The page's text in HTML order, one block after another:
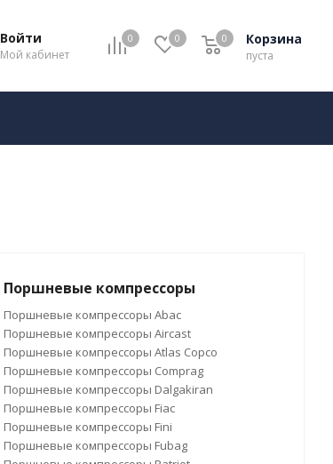
0 0 Корзина
пуста
0
Войти
Мой кабинет
Поршневые компрессоры
Поршневые компрессоры Abac
Поршневые компрессоры Aircast
Поршневые компрессоры Atlas Copco
Поршневые компрессоры Comprag
Поршневые компрессоры Dalgakiran
Поршневые компрессоры Fiac
Поршневые компрессоры Fini
Поршневые компрессоры Fubag